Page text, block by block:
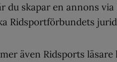
du skapar en annons via
Ridsportförbundets
även Ridsports läsare